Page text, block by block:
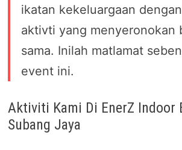
ikatan kekeluargaan
aktivti yang menyeronokan
sama. Inilah matlamat
event ini.
Aktiviti Kami Di EnerZ Indoor
Subang Jaya